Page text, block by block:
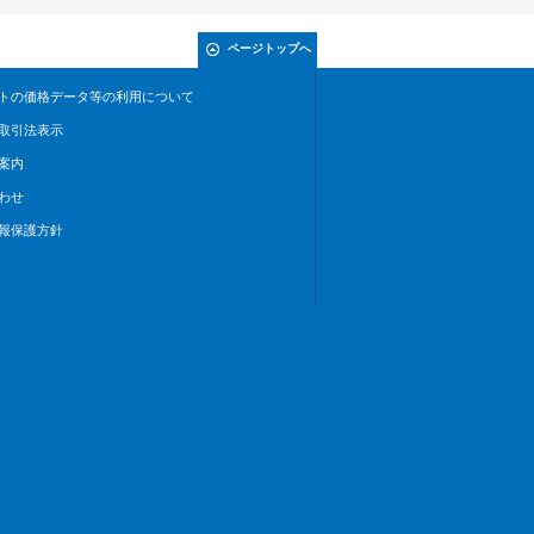
ページトップへ
の価格データ等の利用について
引法表示
内
せ
保護方針